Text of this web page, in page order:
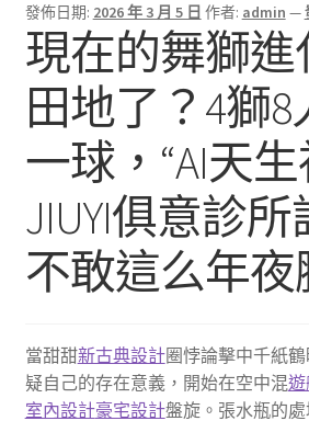
發佈日期: 2026 年 3 月 5 日 作者: admin —
現在的舞獅進
田地了？4獅8
一球，“AI天
JIUYI俱意診
不敢這么年夜
當甜甜新古典設計圈悖論擊中千紙
疑自己的存在意義，開始在空中混
室內設計豪宅設計盤旋。張水瓶的處